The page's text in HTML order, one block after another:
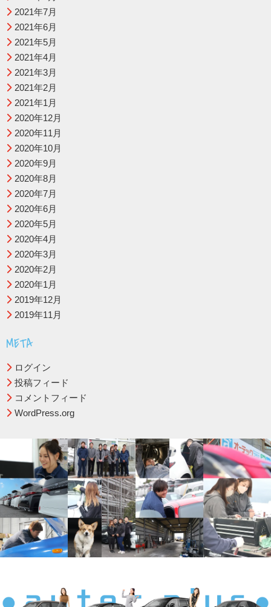
2021年7月
2021年6月
2021年5月
2021年4月
2021年3月
2021年2月
2021年1月
2020年12月
2020年11月
2020年10月
2020年9月
2020年8月
2020年7月
2020年6月
2020年5月
2020年4月
2020年3月
2020年2月
2020年1月
2019年12月
2019年11月
META
ログイン
投稿フィード
コメントフィード
WordPress.org